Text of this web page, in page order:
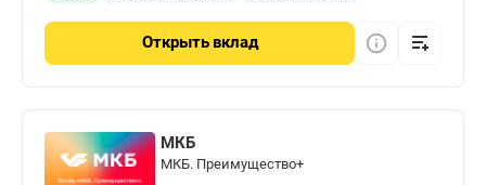
Открыть вклад
МКБ
МКБ. Преимущество+